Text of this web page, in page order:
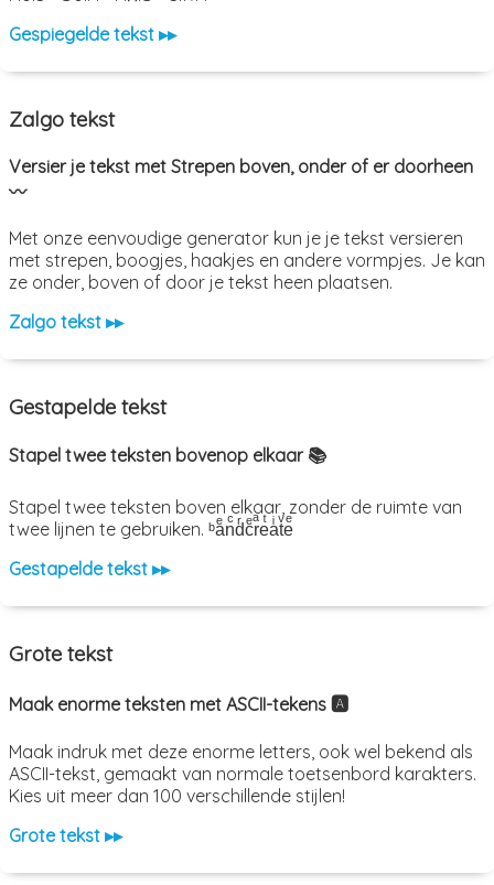
Gespiegelde tekst ▸▸
Zalgo tekst
Versier je tekst met Strepen boven, onder of er doorheen
〰️
Met onze eenvoudige generator kun je je tekst versieren
met strepen, boogjes, haakjes en andere vormpjes. Je kan
ze onder, boven of door je tekst heen plaatsen.
Zalgo tekst ▸▸
Gestapelde tekst
Stapel twee teksten bovenop elkaar 📚
Stapel twee teksten boven elkaar, zonder de ruimte van
twee lijnen te gebruiken. ᵇaͤnͨdͬcͤrͣeͭaͥtͮeͤ
Gestapelde tekst ▸▸
Grote tekst
Maak enorme teksten met ASCII-tekens 🅰️
Maak indruk met deze enorme letters, ook wel bekend als
ASCII-tekst, gemaakt van normale toetsenbord karakters.
Kies uit meer dan 100 verschillende stijlen!
Grote tekst ▸▸